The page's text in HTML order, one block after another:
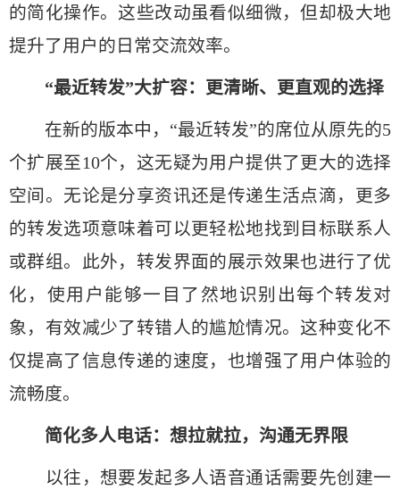
的简化操作。这些改动虽看似细微，但却极大地
提升了用户的日常交流效率。
“最近转发”大扩容：更清晰、更直观的选择
在新的版本中，“最近转发”的席位从原先的5
个扩展至10个，这无疑为用户提供了更大的选择
空间。无论是分享资讯还是传递生活点滴，更多
的转发选项意味着可以更轻松地找到目标联系人
或群组。此外，转发界面的展示效果也进行了优
化，使用户能够一目了然地识别出每个转发对
象，有效减少了转错人的尴尬情况。这种变化不
仅提高了信息传递的速度，也增强了用户体验的
流畅度。
简化多人电话：想拉就拉，沟通无界限
以往，想要发起多人语音通话需要先创建一